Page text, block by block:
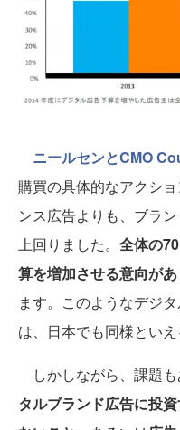
ニールセンとCMO
購買の具体的なアクシ
ンス広告よりも、ブラ
上回りました。 全体の
算を増加させる意向が
ます。このようなデジ
は、日本でも同様といえ
しかしながら、課題も
タルブランド広告に投